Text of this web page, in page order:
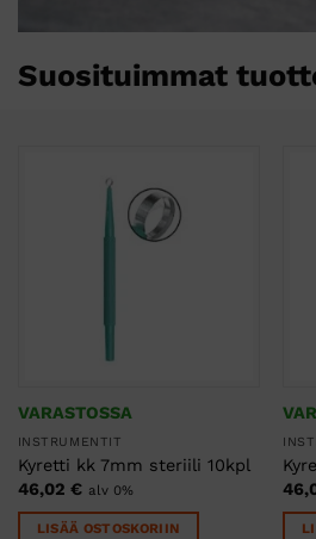
Suosituimmat
VARASTOSSA
INSTRUMENTIT
Kyretti kk 7mm steriili 10kpl
46,02 € alv 0%
LISÄÄ OSTOSKORIIN